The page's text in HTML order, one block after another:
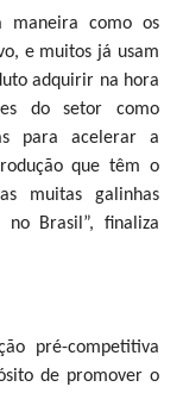
maneira como os
e muitos já usam
adquirir na hora
do setor como
para acelerar a
que têm o
muitas galinhas
no Brasil”, finaliza
pré-competitiva
de promover o